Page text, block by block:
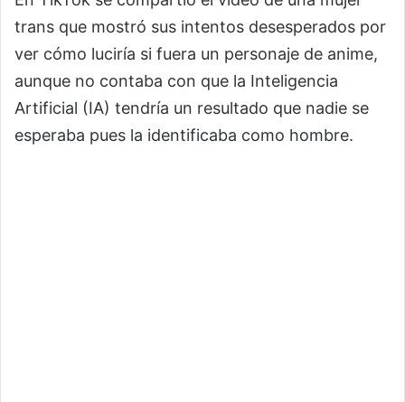
trans que mostró sus intentos desesperados por
ver cómo luciría si fuera un personaje de anime,
aunque no contaba con que la Inteligencia
Artificial (IA) tendría un resultado que nadie se
esperaba pues la identificaba como hombre.